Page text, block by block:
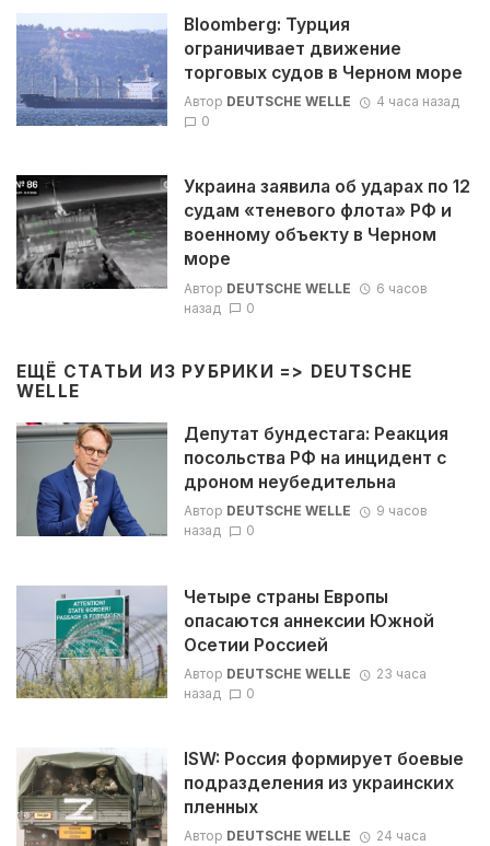
Bloomberg: Турция
ограничивает движение
торговых судов в Черном море
Автор DEUTSCHE WELLE
4 часа назад
0
Украина заявила об ударах по 12
судам «теневого флота» РФ и
военному объекту в Черном
море
Автор DEUTSCHE WELLE
6 часов
назад
0
ЕЩЁ СТАТЬИ ИЗ РУБРИКИ => DEUTSCHE
WELLE
Депутат бундестага: Реакция
посольства РФ на инцидент с
дроном неубедительна
Автор DEUTSCHE WELLE
9 часов
назад
0
Четыре страны Европы
опасаются аннексии Южной
Осетии Россией
Автор DEUTSCHE WELLE
23 часа
назад
0
ISW: Россия формирует боевые
подразделения из украинских
пленных
Автор DEUTSCHE WELLE
24 часа